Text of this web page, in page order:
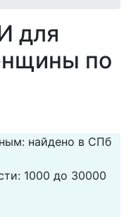
для
по
найдено в СПб
1000 до 30000